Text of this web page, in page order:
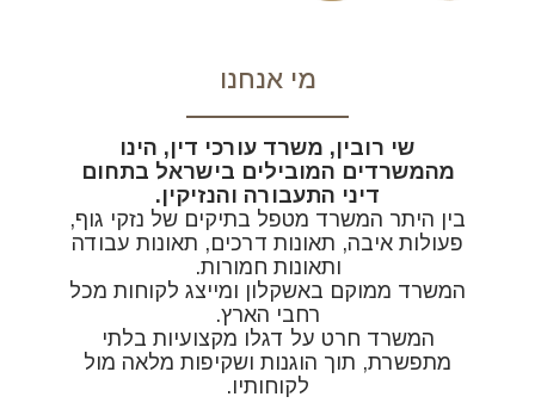
מי אנחנו
שי רובין, משרד עורכי דין, הינו
מהמשרדים המובילים בישראל בתחום
דיני התעבורה והנזיקין.
בין היתר המשרד מטפל בתיקים של נזקי גוף,
פעולות איבה, תאונות דרכים, תאונות עבודה
ותאונות חמורות.
המשרד ממוקם באשקלון ומייצג לקוחות מכל
רחבי הארץ.
המשרד חרט על דגלו מקצועיות בלתי
מתפשרת, תוך הוגנות ושקיפות מלאה מול
לקוחותיו.